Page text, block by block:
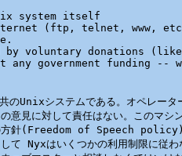
system itself
(ftp, telnet, www,
by voluntary donations
any government funding --
のUnixシステムである。オペレータ
意見に対して責任はない。このマシ
方針(Freedom of Speech policy)
て Nyxはいくつかの利用制限に従わ